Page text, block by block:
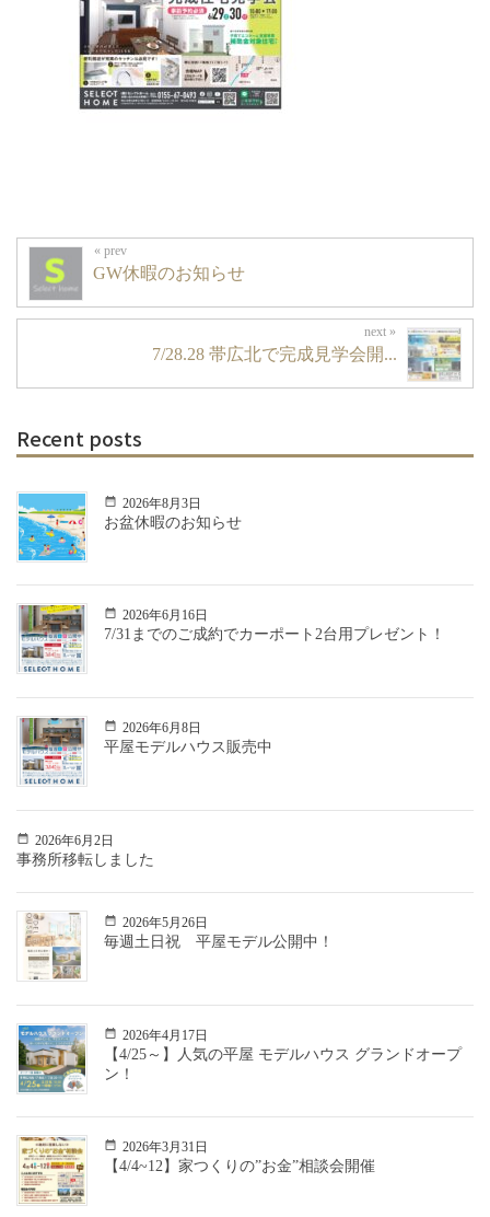
GW休暇のお知らせ
7/28.28 帯広北で完成見学会開...
Recent posts
2026年8月3日
お盆休暇のお知らせ
2026年6月16日
7/31までのご成約でカーポート2台用プレゼント！
2026年6月8日
平屋モデルハウス販売中
2026年6月2日
事務所移転しました
2026年5月26日
毎週土日祝 平屋モデル公開中！
2026年4月17日
【4/25～】人気の平屋 モデルハウス グランドオープ
ン！
2026年3月31日
【4/4~12】家つくりの”お金”相談会開催